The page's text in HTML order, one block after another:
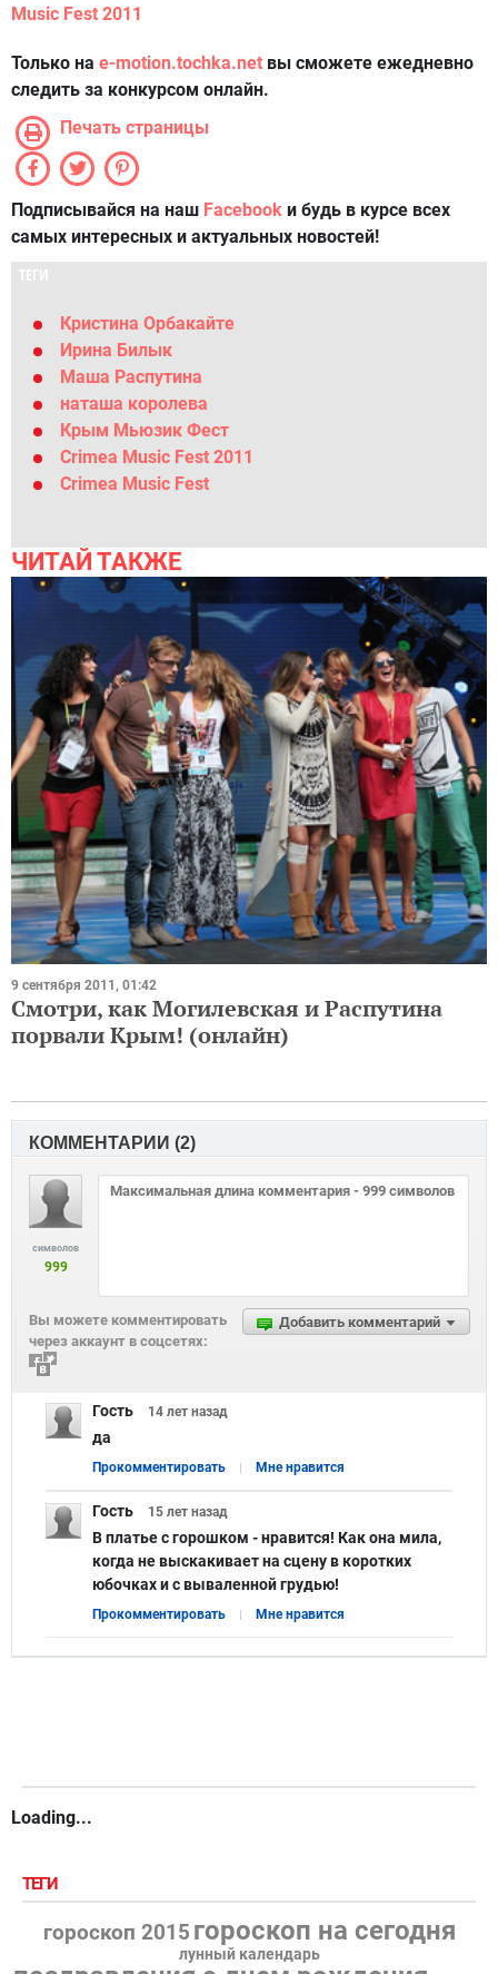
Music Fest 2011
Только на e-motion.tochka.net вы сможете ежедневно
следить за конкурсом онлайн.
Печать страницы
Подписывайся на наш Facebook и будь в курсе всех
самых интересных и актуальных новостей!
ТЕГИ
Кристина Орбакайте
Ирина Билык
Маша Распутина
наташа королева
Крым Мьюзик Фест
Crimea Music Fest 2011
Crimea Music Fest
ЧИТАЙ ТАКЖЕ
9 сентября 2011, 01:42
Смотри, как Могилевская и Распутина
порвали Крым! (онлайн)
КОММЕНТАРИИ (2)
символов
999
Добавить комментарий
Вы можете комментировать
через аккаунт в соцсетях:
Гость 14 лет назад
да
Прокомментировать Мне нравится
Гость 15 лет назад
В платье с горошком - нравится! Как она мила,
когда не выскакивает на сцену в коротких
юбочках и с вываленной грудью!
Прокомментировать Мне нравится
Loading...
ТЕГИ
гороскоп 2015 гороскоп на сегодня
лунный календарь